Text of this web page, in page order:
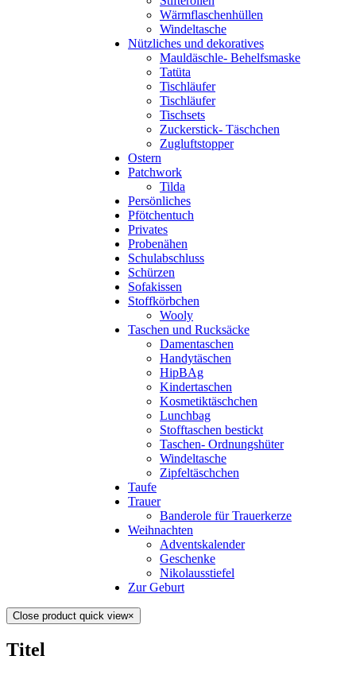
Wärmflaschenhüllen
Windeltasche
Nützliches und dekoratives
Mauldäschle- Behelfsmaske
Tatüta
Tischläufer
Tischläufer
Tischsets
Zuckerstick- Täschchen
Zugluftstopper
Ostern
Patchwork
Tilda
Persönliches
Pfötchentuch
Privates
Probenähen
Schulabschluss
Schürzen
Sofakissen
Stoffkörbchen
Wooly
Taschen und Rucksäcke
Damentaschen
Handytäschen
HipBAg
Kindertaschen
Kosmetiktäschchen
Lunchbag
Stofftaschen bestickt
Taschen- Ordnungshüter
Windeltasche
Zipfeltäschchen
Taufe
Trauer
Banderole für Trauerkerze
Weihnachten
Adventskalender
Geschenke
Nikolausstiefel
Zur Geburt
Close product quick view×
Titel